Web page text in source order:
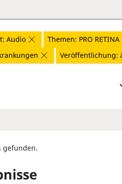
Audio Themen: PRO RETINA
Veröffentlichung:
gefunden.